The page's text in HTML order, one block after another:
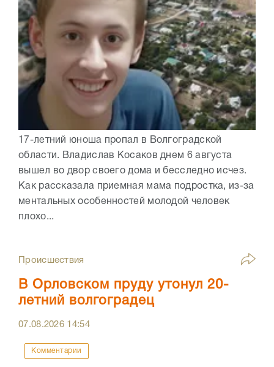
17-летний юноша пропал в Волгоградской
области. Владислав Косаков днем 6 августа
вышел во двор своего дома и бесследно исчез.
Как рассказала приемная мама подростка, из-за
ментальных особенностей молодой человек
плохо...
Происшествия
В Орловском пруду утонул 20-
летний волгоградец
07.08.2026 14:54
Комментарии